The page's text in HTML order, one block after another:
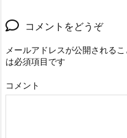
コメントをどうぞ
メールアドレスが公開されるこ
は必須項目です
コメント